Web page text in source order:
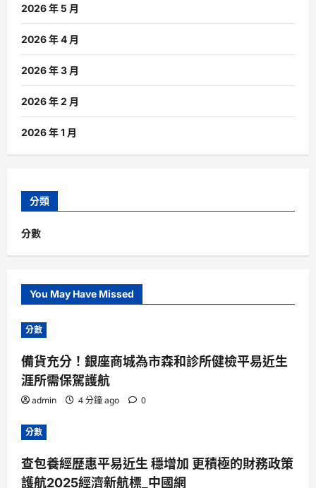
2026 年 5 月
2026 年 4 月
2026 年 3 月
2026 年 2 月
2026 年 1 月
分類
分數
You May Have Missed
分數
備貨充分！銀座商城為市森和診所健檢平易近生
涯所需保駕護航
admin 4 分鐘 ago 0
分數
查包養經歷惠平易近生 穩增加 更積極的財務政策
護航2025經濟新航標_中國網